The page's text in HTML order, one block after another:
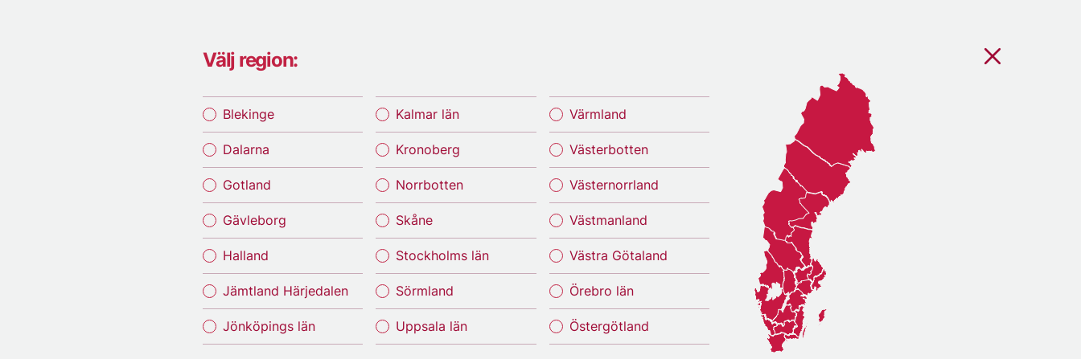
Välj region:
Blekinge
Dalarna
Gotland
Gävleborg
Halland
Jämtland Härjedalen
Jönköpings län
Kalmar län
Kronoberg
Norrbotten
Skåne
Stockholms län
Sörmland
Uppsala län
Värmland
Västerbotten
Västernorrland
Västmanland
Västra Götaland
Örebro län
Östergötland